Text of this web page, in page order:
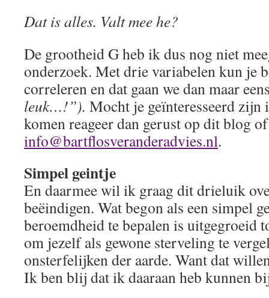
Dat is alles. Valt mee he?
De grootheid G heb ik dus nog niet
onderzoek. Met drie variabelen kun je
correleren en dat gaan we dan maar
leuk…!”). Mocht je geïnteresseerd zijn
komen reageer dan gerust op dit blog
info@bartflosveranderadvies.nl.
Simpel geintje
En daarmee wil ik graag dit drieluik
beëindigen. Wat begon als een simpel
beroemdheid te bepalen is uitgegroeid
om jezelf als gewone sterveling te
onsterfelijken der aarde. Want dat
Ik ben blij dat ik daaraan heb kunnen